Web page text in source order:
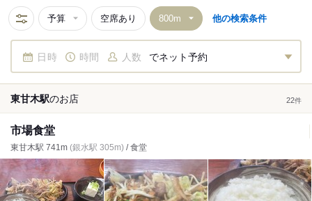
予算 空席あり 他の検索条件
日時 時間 人数 でネット予約
東甘木駅のお店 22件
市場食堂
東甘木駅 741m (銀水駅 305m) / 食堂